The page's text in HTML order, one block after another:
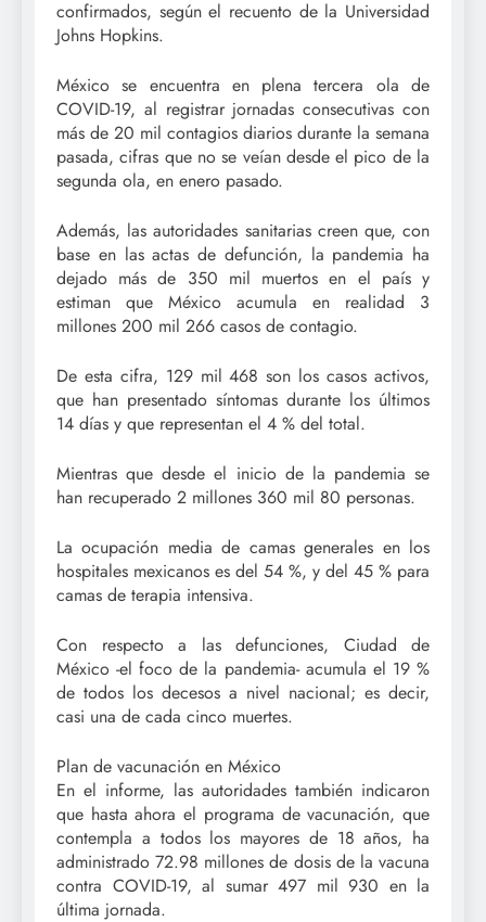
confirmados, según el recuento de la Universidad
Johns Hopkins.
México se encuentra en plena tercera ola de
COVID-19, al registrar jornadas consecutivas con
más de 20 mil contagios diarios durante la semana
pasada, cifras que no se veían desde el pico de la
segunda ola, en enero pasado.
Además, las autoridades sanitarias creen que, con
base en las actas de defunción, la pandemia ha
dejado más de 350 mil muertos en el país y
estiman que México acumula en realidad 3
millones 200 mil 266 casos de contagio.
De esta cifra, 129 mil 468 son los casos activos,
que han presentado síntomas durante los últimos
14 días y que representan el 4 % del total.
Mientras que desde el inicio de la pandemia se
han recuperado 2 millones 360 mil 80 personas.
La ocupación media de camas generales en los
hospitales mexicanos es del 54 %, y del 45 % para
camas de terapia intensiva.
Con respecto a las defunciones, Ciudad de
México -el foco de la pandemia- acumula el 19 %
de todos los decesos a nivel nacional; es decir,
casi una de cada cinco muertes.
Plan de vacunación en México
En el informe, las autoridades también indicaron
que hasta ahora el programa de vacunación, que
contempla a todos los mayores de 18 años, ha
administrado 72.98 millones de dosis de la vacuna
contra COVID-19, al sumar 497 mil 930 en la
última jornada.